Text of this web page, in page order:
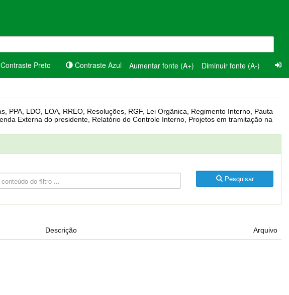
Contraste Preto Contraste Azul Aumentar fonte (A+) Diminuir fonte (A-)
Pesquisar
Descrição Arquivo